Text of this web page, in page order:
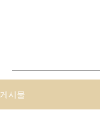
게시물